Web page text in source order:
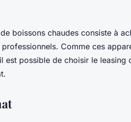
boissons chaudes consiste à
Comme ces
est possible de choisir le leasing